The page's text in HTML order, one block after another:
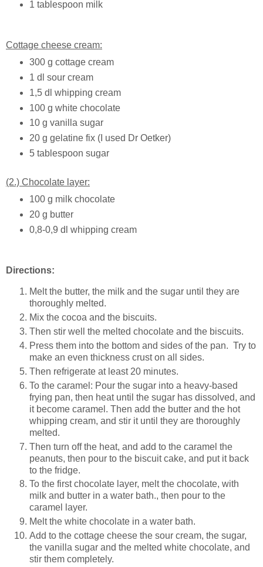
1 tablespoon milk
Cottage cheese cream:
300 g cottage cream
1 dl sour cream
1,5 dl whipping cream
100 g white chocolate
10 g vanilla sugar
20 g gelatine fix (I used Dr Oetker)
5 tablespoon sugar
(2.) Chocolate layer:
100 g milk chocolate
20 g butter
0,8-0,9 dl whipping cream
Directions:
Melt the butter, the milk and the sugar until they are
thoroughly melted.
Mix the cocoa and the biscuits.
Then stir well the melted chocolate and the biscuits.
Press them into the bottom and sides of the pan. Try to
make an even thickness crust on all sides.
Then refrigerate at least 20 minutes.
To the caramel: Pour the sugar into a heavy-based
frying pan, then heat until the sugar has dissolved, and
it become caramel. Then add the butter and the hot
whipping cream, and stir it until they are thoroughly
melted.
Then turn off the heat, and add to the caramel the
peanuts, then pour to the biscuit cake, and put it back
to the fridge.
To the first chocolate layer, melt the chocolate, with
milk and butter in a water bath., then pour to the
caramel layer.
Melt the white chocolate in a water bath.
Add to the cottage cheese the sour cream, the sugar,
the vanilla sugar and the melted white chocolate, and
stir them completely.